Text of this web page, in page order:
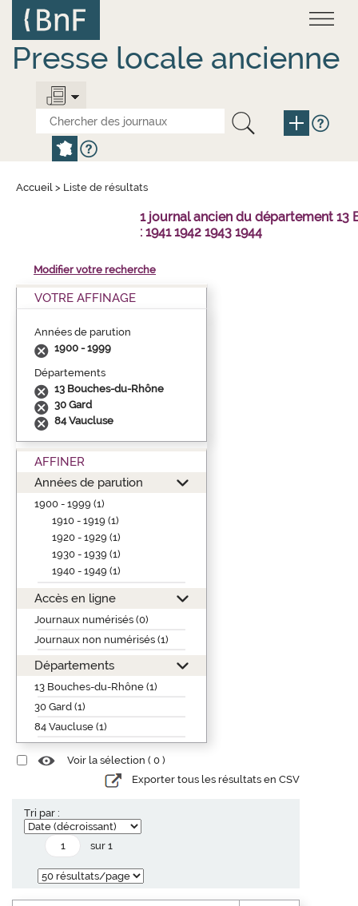
contenu
principal
Presse locale ancienne
Accueil > Liste de résultats
1 journal ancien du département
: 1941 1942 1943 1944
Modifier votre recherche
VOTRE AFFINAGE
Années de parution
1900 - 1999
Départements
13 Bouches-du-Rhône
30 Gard
84 Vaucluse
AFFINER
Années de parution
1900 - 1999 (1)
1910 - 1919 (1)
1920 - 1929 (1)
1930 - 1939 (1)
1940 - 1949 (1)
Accès en ligne
Journaux numérisés (0)
Journaux non numérisés (1)
Départements
13 Bouches-du-Rhône (1)
30 Gard (1)
84 Vaucluse (1)
Voir la sélection ( 0 )
Exporter tous les résultats en CSV
Tri par :
sur 1
Panneau de gestion des cookies